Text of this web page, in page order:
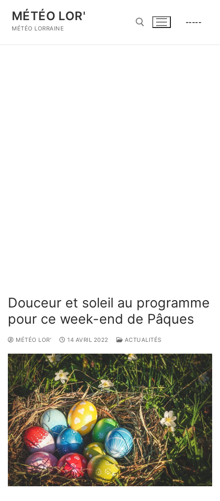
contenu
MÉTÉO LOR'
MÉTÉO LORRAINE
-----
Douceur et soleil au programme
pour ce week-end de Pâques
MÉTÉO LOR' 14 AVRIL 2022 ACTUALITÉS